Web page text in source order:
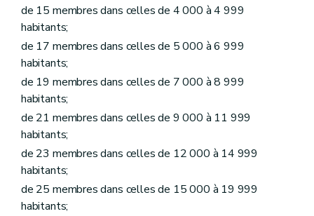
Art. L1215-26
Personnel à statut particulier
Art. L1216-1
Art.L1216-3
Art.L1217-2
Art.L1218-2
Art.L1218-4
Art.L1218-5
de 15 membres dans celles de 4 000 à 4 999
habitants;
de 17 membres dans celles de 5 000 à 6 999
habitants;
de 19 membres dans celles de 7 000 à 8 999
habitants;
de 21 membres dans celles de 9 000 à 11 999
habitants;
de 23 membres dans celles de 12 000 à 14 999
habitants;
de 25 membres dans celles de 15 000 à 19 999
habitants;